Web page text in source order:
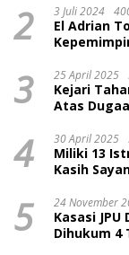
2 3 Juli 2024
El Adrian
3 25 April 2025
Kejari
Atas
4 30 April 2025
Miliki 13
Kasih
5 24 November
Kasasi
Dihukum 4